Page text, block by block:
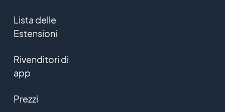
Lista delle
Estensioni
Rivenditori di
app
Prezzi